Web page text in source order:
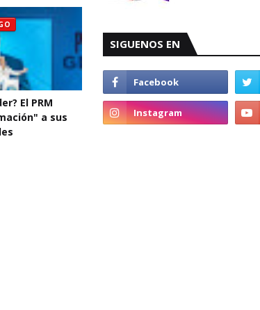
El PRM
a sus
SIGUENOS EN